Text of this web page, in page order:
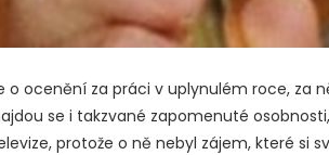
o ocenění za práci v uplynulém roce, za
se i takzvané zapomenuté
protože o ně nebyl zájem, které si